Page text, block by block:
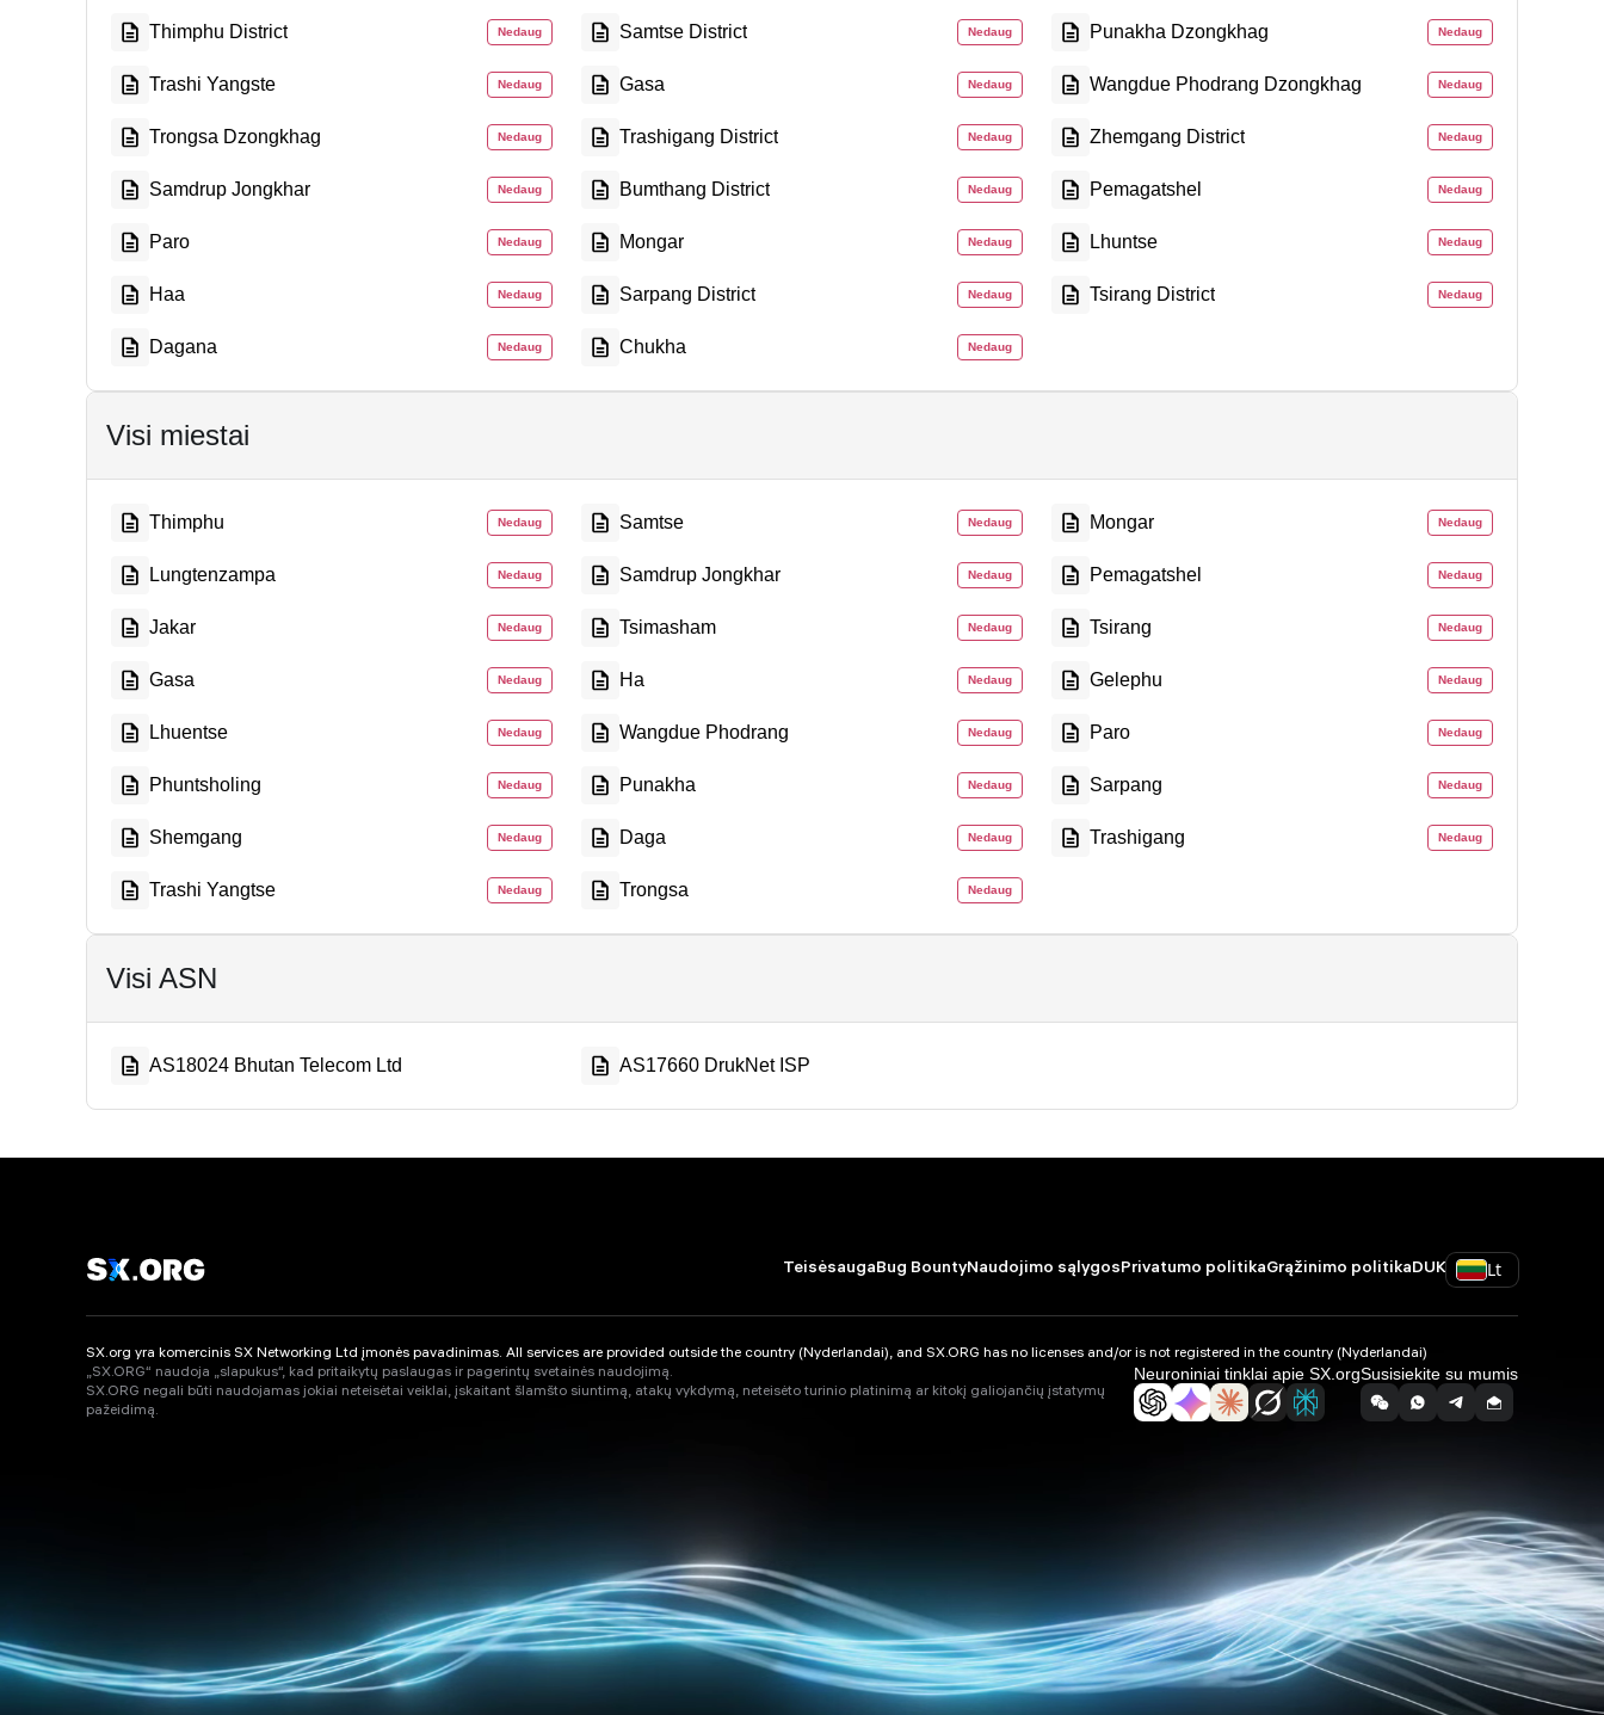
Thimphu District Nedaug Samtse District Nedaug Punakha Dzongkhag Nedaug
Trashi Yangste Nedaug Gasa Nedaug Wangdue Phodrang Dzongkhag Nedaug
Trongsa Dzongkhag Nedaug Trashigang District Nedaug Zhemgang District Nedaug
Samdrup Jongkhar Nedaug Bumthang District Nedaug Pemagatshel Nedaug
Paro Nedaug Mongar Nedaug Lhuntse Nedaug
Haa Nedaug Sarpang District Nedaug Tsirang District Nedaug
Dagana Nedaug Chukha Nedaug
Visi miestai
Thimphu Nedaug Samtse Nedaug Mongar Nedaug
Lungtenzampa Nedaug Samdrup Jongkhar Nedaug Pemagatshel Nedaug
Jakar Nedaug Tsimasham Nedaug Tsirang Nedaug
Gasa Nedaug Ha Nedaug Gelephu Nedaug
Lhuentse Nedaug Wangdue Phodrang Nedaug Paro Nedaug
Phuntsholing Nedaug Punakha Nedaug Sarpang Nedaug
Shemgang Nedaug Daga Nedaug Trashigang Nedaug
Trashi Yangtse Nedaug Trongsa Nedaug
Visi ASN
AS18024 Bhutan Telecom Ltd AS17660 DrukNet ISP
TeisėsaugaBug BountyNaudojimo sąlygosPrivatumo politikaGrąžinimo politikaDUK Lt
SX.org yra komercinis SX Networking Ltd įmonės pavadinimas. All services are provided outside the country (Nyderlandai), and SX.ORG has no licenses and/or is not registered in the country (Nyderlandai)
„SX.ORG“ naudoja „slapukus“, kad pritaikytų paslaugas ir pagerintų svetainės naudojimą.
SX.ORG negali būti naudojamas jokiai neteisėtai veiklai, įskaitant šlamšto siuntimą, atakų vykdymą, neteisėto turinio platinimą ar kitokį galiojančių įstatymų
pažeidimą.
Neuroniniai tinklai apie SX.orgSusisiekite su mumis